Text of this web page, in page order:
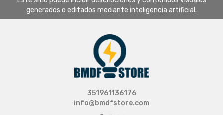
generados o editados mediante inteligencia artificial.
351961136176
info@bmdfstore.com